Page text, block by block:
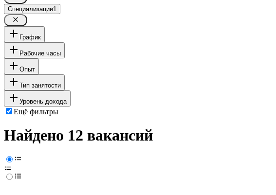
Специализации1
График
Рабочие часы
Опыт
Тип занятости
Уровень дохода
Ещё фильтры
Найдено 12 вакансий